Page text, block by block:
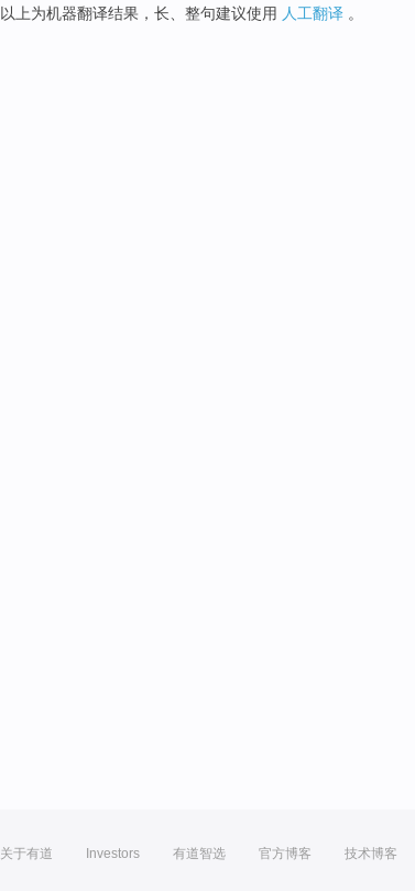
以上为机器翻译结果，长、整句建议使用 人工翻译 。
关于有道 Investors 有道智选 官方博客 技术博客